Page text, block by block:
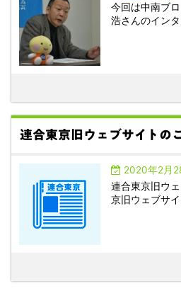
今回は中南ブ
浩さんのイン
連合東京旧ウェブサイトの
2020年2月
連合東京旧ウ
京旧ウェブサ